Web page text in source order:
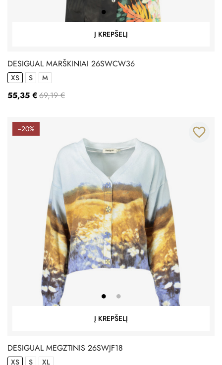
Į KREPŠELĮ
DESIGUAL MARŠKINIAI 26SWCW36
XS S M
55,35 € 69,19 €
−20%
Į KREPŠELĮ
favorite_border
DESIGUAL MEGZTINIS 26SWJF18
XS S XL